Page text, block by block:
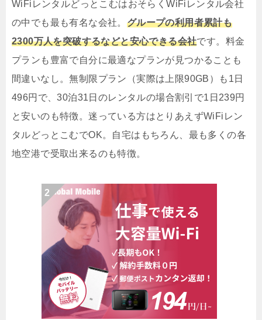
WiFiレンタルどっとこむはおそらくWiFiレンタル会社
の中でも最も有名な会社。 グループの利用者累計も
2300万人を突破するなどと安心できる会社です。料金
プランも豊富で自分に最適なプランが見つかることも
間違いなし。無制限プラン（実際は上限90GB）も1日
496円で、30泊31日のレンタルの場合割引で1日239円
と安いのも特徴。迷っている方はとりあえずWiFiレン
タルどっとこむでOK。自宅はもちろん、最も多くの各
地空港で受取出来るのも特徴。